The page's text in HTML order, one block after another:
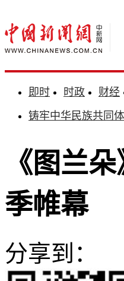
即时 时政 财经
铸牢中华民族共同
《图兰
季帷幕
分享到：